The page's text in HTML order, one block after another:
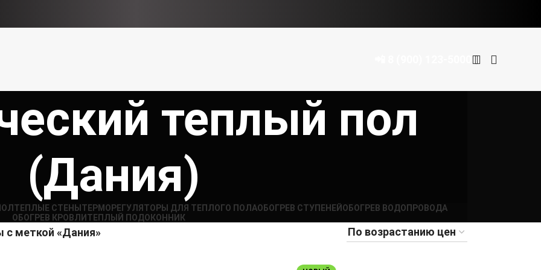
теплый пол
(Дания)
ТЕПЛЫЕ СТЕНЫ ТЕРМОРЕГУЛЯТОРЫ ДЛЯ ТЕПЛОГО ПОЛА​ОБОГРЕВ СТУПЕНЕЙ ОБОГРЕВ ВОДОПРОВОДА
ОБОГРЕВ КРОВЛИ ТЕПЛЫЙ ПОДОКОННИК
с меткой «Дания»